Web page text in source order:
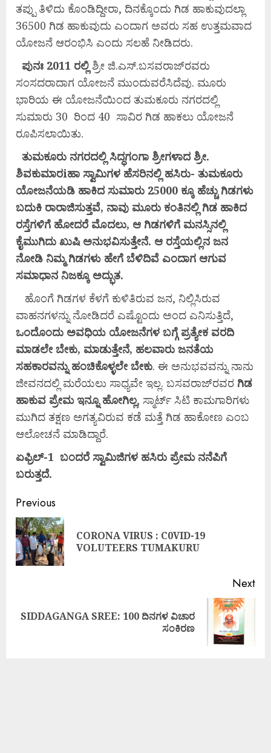
ತಪ್ಪು ತಿಳಿದು ಕೊಂಡಿದ್ದೀರಾ, ದಿನಕ್ಕೊಂದು ಗಿಡ ಹಾಕುವುದಲ್ಲಾ
36500 ಗಿಡ ಹಾಕುವುದು ಎಂದಾಗ ಅವರು ಸಹ ಉತ್ತಮವಾದ
ಯೋಜನೆ ಆರಂಭಿಸಿ ಎಂದು ಸಲಹೆ ನೀಡಿದರು.
ಪುನಃ 2011 ರಲ್ಲಿ ಶ್ರೀ ಜಿ.ಎಸ್.ಬಸವರಾಜ್‌ರವರು
ಸಂಸದರಾದಾಗ ಯೋಜನೆ ಮುಂದುವರೆಸಿದೆವು. ಮೂರು
ಭಾರಿಯ ಈ ಯೋಜನೆಯಿಂದ ತುಮಕೂರು ನಗರದಲ್ಲಿ
ಸುಮಾರು 30 ರಿಂದ 40 ಸಾವಿರ ಗಿಡ ಹಾಕಲು ಯೋಜನೆ
ರೂಪಿಸಲಾಯಿತು.
ತುಮಕೂರು ನಗರದಲ್ಲಿ ಸಿದ್ಧಗಂಗಾ ಶ್ರೀಗಳಾದಶ್ರೀ.
ಶಿವಕುಮಾರiಹಾ ಸ್ವಾಮಿಗಳ ಹೆಸರಿನಲ್ಲಿ ಹಸಿರು- ತುಮಕೂರು
ಯೋಜನೆಯಡಿ ಹಾಕಿದ ಸುಮಾರು 25000 ಕ್ಕೂ ಹೆಚ್ಚು ಗಿಡಗಳು
ಬದುಕಿ ರಾರಾಜಿಸುತ್ತವೆ, ನಾವು ಮೂರು ಕಂತಿನಲ್ಲಿ ಗಿಡ ಹಾಕಿದ
ರಸ್ತೆಗಳಿಗೆ ಹೋದರೆ ಮೊದಲು, ಆ ಗಿಡಗಳಿಗೆ ಮನಸ್ಸಿನಲ್ಲಿ
ಕೈಮುಗಿದು ಖುಷಿ ಅನುಭವಿಸುತ್ತೇನೆ. ಆ ರಸ್ತೆಯಲ್ಲಿನ ಜನ
ನೋಡಿ ನಿಮ್ಮಗಿಡಗಳು ಹೇಗೆ ಬೆಳಿದಿವೆ ಎಂದಾಗ ಆಗುವ
ಸಮಾಧಾನ ನಿಜಕ್ಕೂ ಅದ್ಭುತ.
ಹೊಂಗೆ ಗಿಡಗಳ ಕೆಳಗೆ ಕುಳಿತಿರುವ ಜನ, ನಿಲ್ಲಿಸಿರುವ
ವಾಹನಗಳನ್ನು ನೋಡಿದರೆ ಎಷ್ಟೊಂದು ಅಂದ ಎನಿಸುತ್ತಿದೆ,
ಒಂದೊಂದು ಅವಧಿಯ ಯೋಜನೆಗಳ ಬಗ್ಗೆ ಪ್ರತ್ಯೇಕ ವರದಿ
ಮಾಡಲೇ ಬೇಕು, ಮಾಡುತ್ತೇನೆ, ಹಲವಾರು ಜನತೆಯ
ಸಹಕಾರವನ್ನು ಹಂಚಿಕೊಳ್ಳಲೇ ಬೇಕು. ಈ ಅನುಭವವನ್ನು ನಾನು
ಜೀವನದಲ್ಲಿ ಮರೆಯಲು ಸಾಧ್ಯವೇ ಇಲ್ಲ. ಬಸವರಾಜ್‌ರವರ ಗಿಡ
ಹಾಕುವ ಪ್ರೇಮ ಇನ್ನೂ ಹೋಗಿಲ್ಲ, ಸ್ಮಾರ್ಟ್ ಸಿಟಿ ಕಾಮಗಾರಿಗಳು
ಮುಗಿದ ತಕ್ಷಣ ಅಗತ್ಯವಿರುವ ಕಡೆ ಮತ್ತೆ ಗಿಡ ಹಾಕೋಣ ಎಂಬ
ಆಲೋಚನೆ ಮಾಡಿದ್ದಾರೆ.
ಏಫ್ರಿಲ್-1 ಬಂದರೆ ಸ್ವಾಮಿಜಿಗಳ ಹಸಿರು ಪ್ರೇಮ ನನೆಪಿಗೆ
ಬರುತ್ತದೆ.
Previous
CORONA VIRUS : C0VID-19
VOLUTEERS TUMAKURU
Next
SIDDAGANGA SREE: 100 ದಿನಗಳ ವಿಚಾರ
ಸಂಕಿರಣ